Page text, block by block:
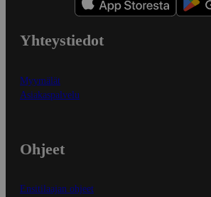
Yhteystiedot
Myymälät
Asiakaspalvelu
Ohjeet
Ensitilaajan ohjeet